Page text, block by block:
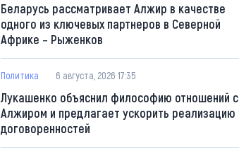
Беларусь рассматривает Алжир в качестве
одного из ключевых партнеров в Северной
Африке – Рыженков
Политика 6 августа, 2026 17:35
Лукашенко объяснил философию отношений с
Алжиром и предлагает ускорить реализацию
договоренностей